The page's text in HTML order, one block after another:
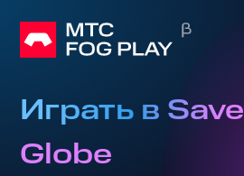
Играть в
Globe